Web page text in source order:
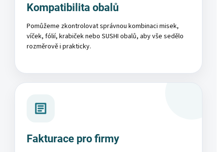
Kompatibilita obalů
Pomůžeme zkontrolovat správnou kombinaci misek,
víček, fólií, krabiček nebo SUSHI obalů, aby vše sedělo
rozměrově i prakticky.
Fakturace pro firmy